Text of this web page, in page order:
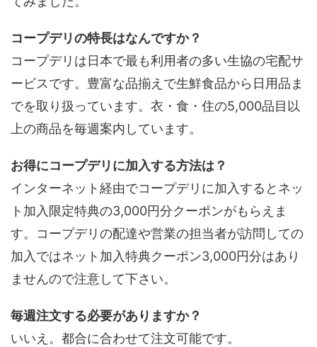
コープデリの特長はなんですか？
コープデリは日本で最も利用者の多い生協の宅配サ
ービスです。豊富な品揃えで生鮮食品から日用品ま
でを取り扱っています。衣・食・住の5,000品目以
上の商品を毎週案内しています。
お得にコープデリに加入する方法は？
インターネット経由でコープデリに加入するとネッ
ト加入限定特典の3,000円分クーポンがもらえま
す。コープデリの配達や営業の担当者が訪問しての
加入ではネット加入特典クーポン3,000円分はあり
ませんので注意して下さい。
毎週注文する必要がありますか？
いいえ。都合に合わせて注文可能です。